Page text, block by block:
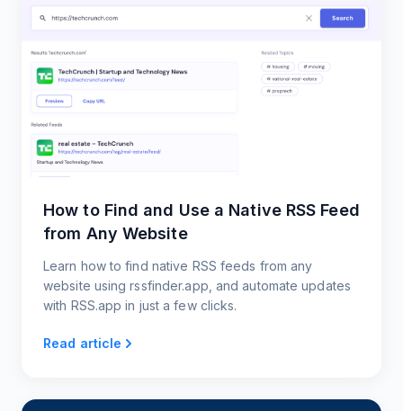
How to Find and Use a Native RSS Feed
from Any Website
Learn how to find native RSS feeds from any
website using rssfinder.app, and automate updates
with RSS.app in just a few clicks.
Read article